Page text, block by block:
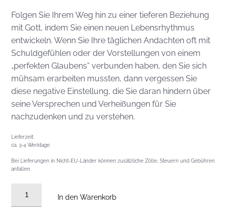
Folgen Sie Ihrem Weg hin zu einer tieferen Beziehung
mit Gott, indem Sie einen neuen Lebensrhythmus
entwickeln. Wenn Sie Ihre täglichen Andachten oft mit
Schuldgefühlen oder der Vorstellungen von einem
„perfekten Glaubens“ verbunden haben, den Sie sich
mühsam erarbeiten mussten, dann vergessen Sie
diese negative Einstellung, die Sie daran hindern über
seine Versprechen und Verheißungen für Sie
nachzudenken und zu verstehen.
Lieferzeit:
ca. 3-4 Werktage
Bei Lieferungen in Nicht-EU-Länder können zusätzliche Zölle, Steuern und Gebühren
anfallen.
In den Warenkorb